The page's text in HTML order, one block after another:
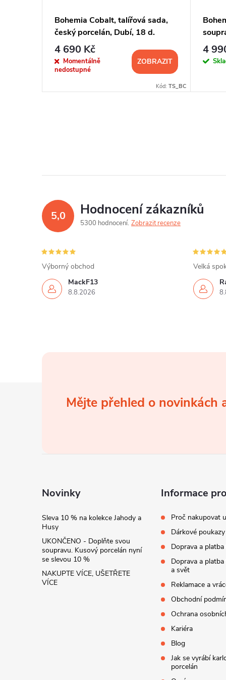
Bohemia Cobalt, talířová sada,
český porcelán, Dubí, 18 d.
4 690 Kč
Momentálně
nedostupné
ZOBRAZIT
Kód: TS_BC
4
5,0 Hodnocení zákazníků
5300 hodnocení Zobrazit recenze
MackF13
8.8.2026
Výborný obchod
Velká
Mějte přehled o novinkách
Novinky
Sleva 10 % na kolekce Jahody a
Husy
UKONČENO - Doplňte svou
soupravu. Kusový porcelán nyní
se slevou 10 %
NAKUPTE VÍCE, UŠETŘETE
VÍCE
Informace
Proč nakupovat
Dárkové poukazy
Doprava a platba
Doprava a
a svět
Reklamace a
Obchodní
Ochrana
Kariéra
Blog
Jak se vyrábí
porcelán